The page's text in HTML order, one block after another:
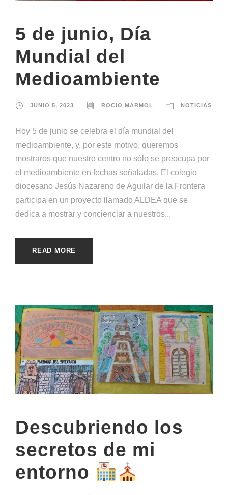
5 de junio, Día
Mundial del
Medioambiente
JUNIO 5, 2023 ROCIO MARMOL NOTICIAS
Hoy 5 de junio se celebra el día mundial del
medioambiente, y, por este motivo, queremos
mostraros que nuestro centro no sólo se preocupa por
el medioambiente en fechas señaladas. El colegio
diocesano Jesús Nazareno de Aguilar de la Frontera
participa en un proyecto llamado ALDEA que se
dedica a mostrar y concienciar a nuestros...
READ MORE
Descubriendo los
secretos de mi
entorno